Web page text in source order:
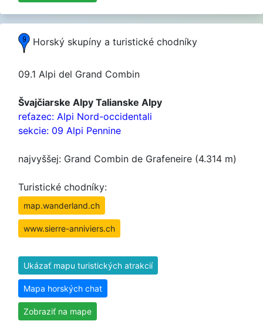
Horský skupíny a turistické chodníky
09.1 Alpi del Grand Combin
Švajčiarske Alpy Talianske Alpy
reťazec: Alpi Nord-occidentali
sekcie: 09 Alpi Pennine
najvyššej: Grand Combin de Grafeneire (4.314 m)
Turistické chodníky:
map.wanderland.ch
www.sierre-anniviers.ch
Ukázať mapu turistických atrakcií
Mapa horských chat
Zobraziť na mape